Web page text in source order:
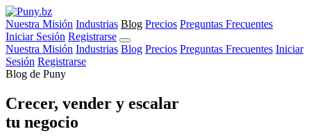
Nuestra Misión Industrias Blog Precios Preguntas Frecuentes
Iniciar Sesión Registrarse
Nuestra Misión Industrias Blog Precios Preguntas Frecuentes Iniciar
Sesión Registrarse
Blog de Puny
Crecer, vender y escalar
tu negocio